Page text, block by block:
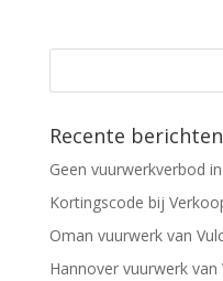
Recente berichten
Geen vuurwerkverbod
Kortingscode bij
Oman vuurwerk van
Hannover vuurwerk van